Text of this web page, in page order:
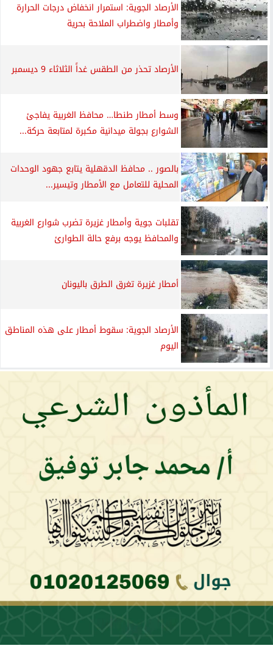
الأرصاد الجوية: استمرار انخفاض درجات الحرارة
وأمطار واضطراب الملاحة بحرية
الأرصاد تحذر من الطقس غداً الثلاثاء 9 ديسمبر
وسط أمطار طنطا… محافظ الغربية يفاجئ
الشوارع بجولة ميدانية مكبرة لمتابعة حركة...
بالصور .. محافظ الدقهلية يتابع جهود الوحدات
المحلية للتعامل مع الأمطار وتيسير...
تقلبات جوية وأمطار غزيرة تضرب شوارع الغربية
والمحافظ يوجه برفع حالة الطوارئ
أمطار غزيرة تغرق الطرق باليونان
الأرصاد الجوية: سقوط أمطار على هذه المناطق
اليوم